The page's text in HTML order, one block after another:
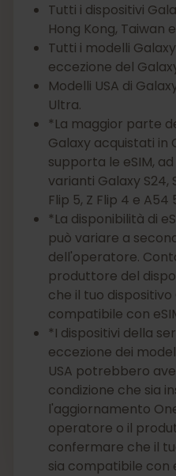
Tutti i dispositivi
Hong Kong, Taiwan
Tutti i modelli
eccezione del
Modelli USA di
Ultra.
*La maggior parte
Galaxy acquistati in
supporta le eSIM,
varianti Galaxy S24,
Flip 5, Z Flip 4 e A54
*La disponibilità di
può variare a
dell'operatore.
produttore del
che il tuo dispositivo
compatibile con
*I dispositivi della
eccezione dei
USA potrebbero
condizione che sia
l'aggiornamento
operatore o il
confermare che il
sia compatibile con